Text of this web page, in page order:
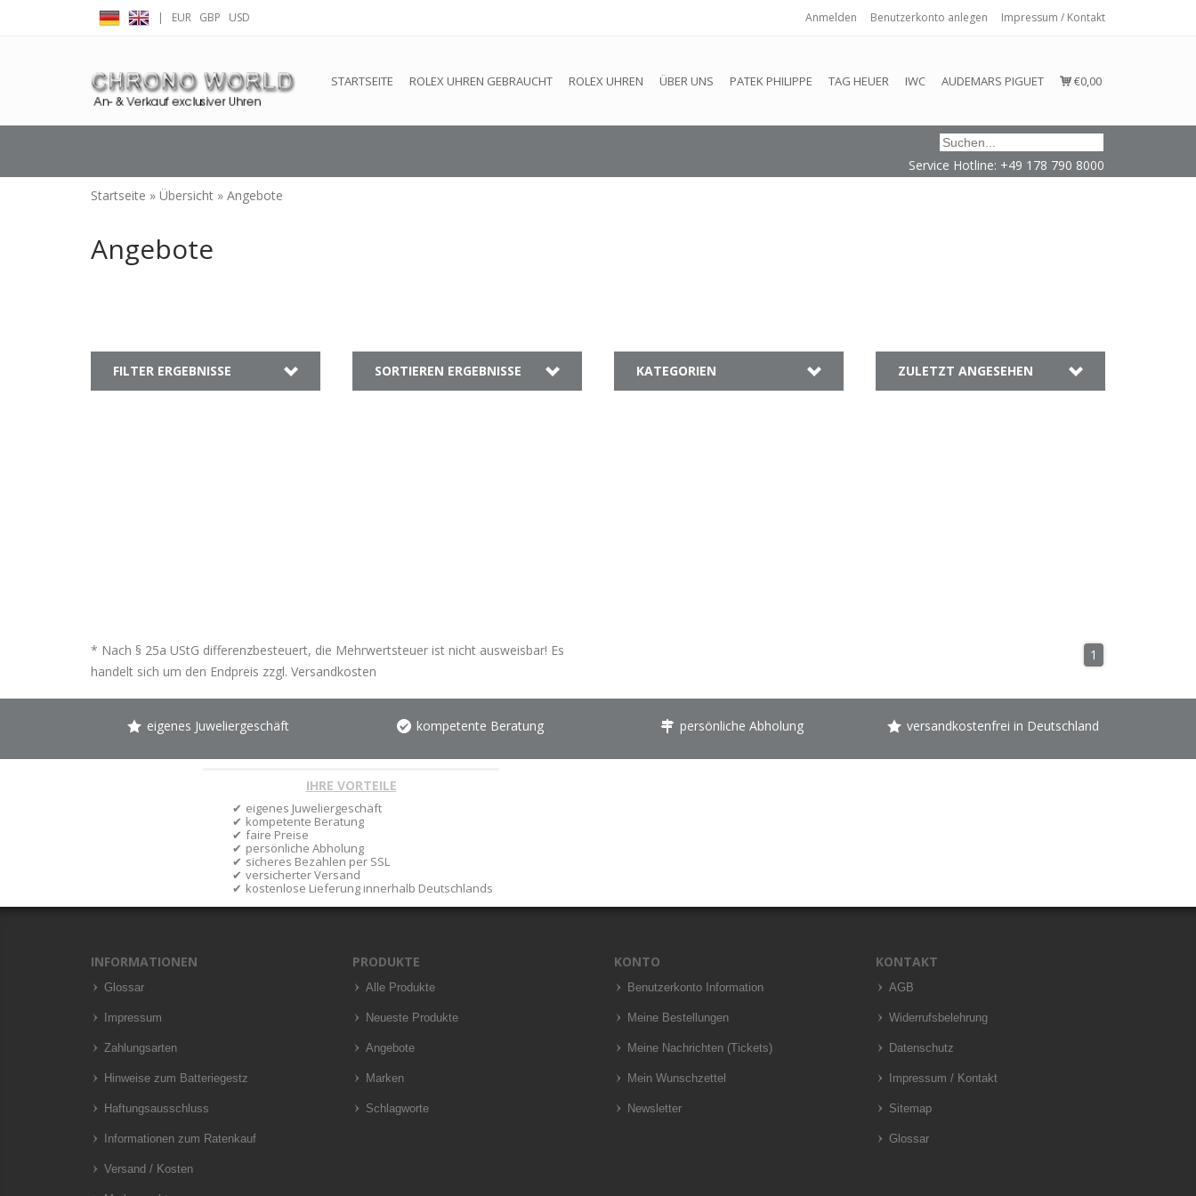
| EUR GBP USD Anmelden Benutzerkonto anlegen Impressum / Kontakt
STARTSEITE ROLEX UHREN GEBRAUCHT ROLEX UHREN ÜBER UNS PATEK PHILIPPE TAG HEUER IWC AUDEMARS PIGUET €0,00
Service Hotline: +49 178 790 8000
Startseite » Übersicht » Angebote
Angebote
FILTER ERGEBNISSE SORTIEREN ERGEBNISSE KATEGORIEN ZULETZT ANGESEHEN
* Nach § 25a UStG differenzbesteuert, die Mehrwertsteuer ist nicht ausweisbar! Es
handelt sich um den Endpreis zzgl. Versandkosten
1
eigenes Juweliergeschäft kompetente Beratung persönliche Abholung versandkostenfrei in Deutschland
IHRE VORTEILE
eigenes Juweliergeschäft
kompetente Beratung
faire Preise
persönliche Abholung
sicheres Bezahlen per SSL
versicherter Versand
kostenlose Lieferung innerhalb Deutschlands
INFORMATIONEN
Glossar
Impressum
Zahlungsarten
Hinweise zum Batteriegestz
Haftungsausschluss
Informationen zum Ratenkauf
Versand / Kosten
PRODUKTE
Alle Produkte
Neueste Produkte
Angebote
Marken
Schlagworte
KONTO
Benutzerkonto Information
Meine Bestellungen
Meine Nachrichten (Tickets)
Mein Wunschzettel
Newsletter
KONTAKT
AGB
Widerrufsbelehrung
Datenschutz
Impressum / Kontakt
Sitemap
Glossar
← Zurück zum Backoffice Dieser Shop befindet sich im Aufbau. Eventuell können nicht alle Bestellungen eingehalten oder erfüllt werden.